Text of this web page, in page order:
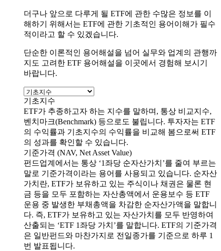
더구나 앞으로 다루게 될 ETF에 관한 수많은 정보를 이
해하기 위해서는 ETF에 관한 기초적인 용어이해가 필수
적이라고 할 수 있겠습니다.
단순한 이론적인 용어해설을 넘어 실무와 업계의 관행까
지도 고려한 ETF 용어해설을 이곳에서 경험해 보시기
바랍니다.
기초지수
ETF가 추종하고자 하는 지수를 말하며, 통상 비교지수,
벤치마크(Benchmark) 등으로도 불립니다. 투자자는 ETF
의 수익률과 기초지수의 수익률을 비교해 봄으로써 ETF
의 성과를 확인할 수 있습니다.
기준가격 (NAV, Net Asset Value)
펀드업계에서는 통상 ‘1좌당 순자산가치’를 줄여 부르는
말로 기준가격이라는 용어를 사용되고 있습니다. 순자산
가치란, ETF가 보유하고 있는 주식이나 채권은 물론 현
금 등을 모두 포함하는 자산총액에서 운용보수 등 ETF
운용 중 발생한 부채총액을 차감한 순자산가액을 말합니
다. 즉, ETF가 보유하고 있는 자산가치를 모두 반영하여
산출되는 ‘ETF 1좌당 가치’를 말합니다. ETF의 기준가격
은 일반펀드와 마찬가지로 전일종가를 기준으로 하루 1
번 발표됩니다.